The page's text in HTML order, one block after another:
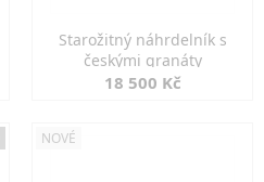
Starožitný náhrdelník s
českými granáty
18 500 Kč
NOVÉ